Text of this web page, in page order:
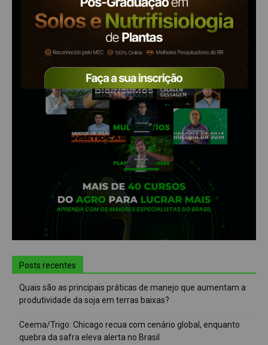
Posts recentes
Quais são as principais práticas de manejo que aumentam a
produtividade da soja em terras baixas?
Ceema/Trigo: Chicago recua com cenário global, enquanto
quebra da safra eleva alerta no Brasil